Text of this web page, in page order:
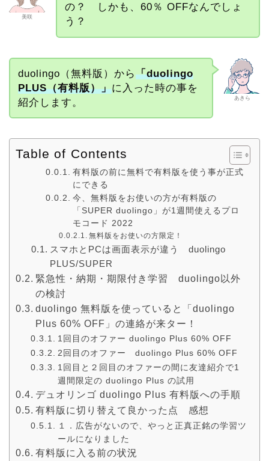
美咲
の？ しかも、60％ OFFなんでしょ
う？
あきら
duolingo（無料版）から「duolingo
PLUS（有料版）」に入った時の事を
紹介します。
Table of Contents
有料版の前に無料で有料版を使う事が正式
にできる
今、無料版をお使いの方が有料版の
「SUPER duolingo」が1週間使えるプロ
モコード 2022
無料版をお使いの方限定！
スマホとPCは画面表示が違う duolingo
PLUS/SUPER
緊急性・納期・期限付き学習 duolingo以外
の検討
duolingo 無料版を使っていると「duolingo
Plus 60% OFF」の連絡が来ター！
1回目のオファー duolingo Plus 60% OFF
2回目のオファー duolingo Plus 60% OFF
1回目と２回目のオファーの間に友達紹介で1
週間限定の duolingo Plus の試用
デュオリンゴ duolingo Plus 有料版への手順
有料版に切り替えて良かった点 感想
１．広告がないので、やっと正真正銘の学習ツ
ールになりました
有料版に入る前の状況